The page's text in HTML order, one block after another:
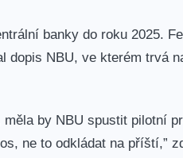
banky do roku 2025.
dopis NBU, ve kterém trvá
by NBU spustit pilotní
ne to odkládat na příští,”